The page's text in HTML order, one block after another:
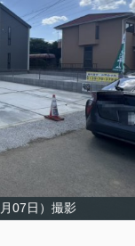
07日）撮影